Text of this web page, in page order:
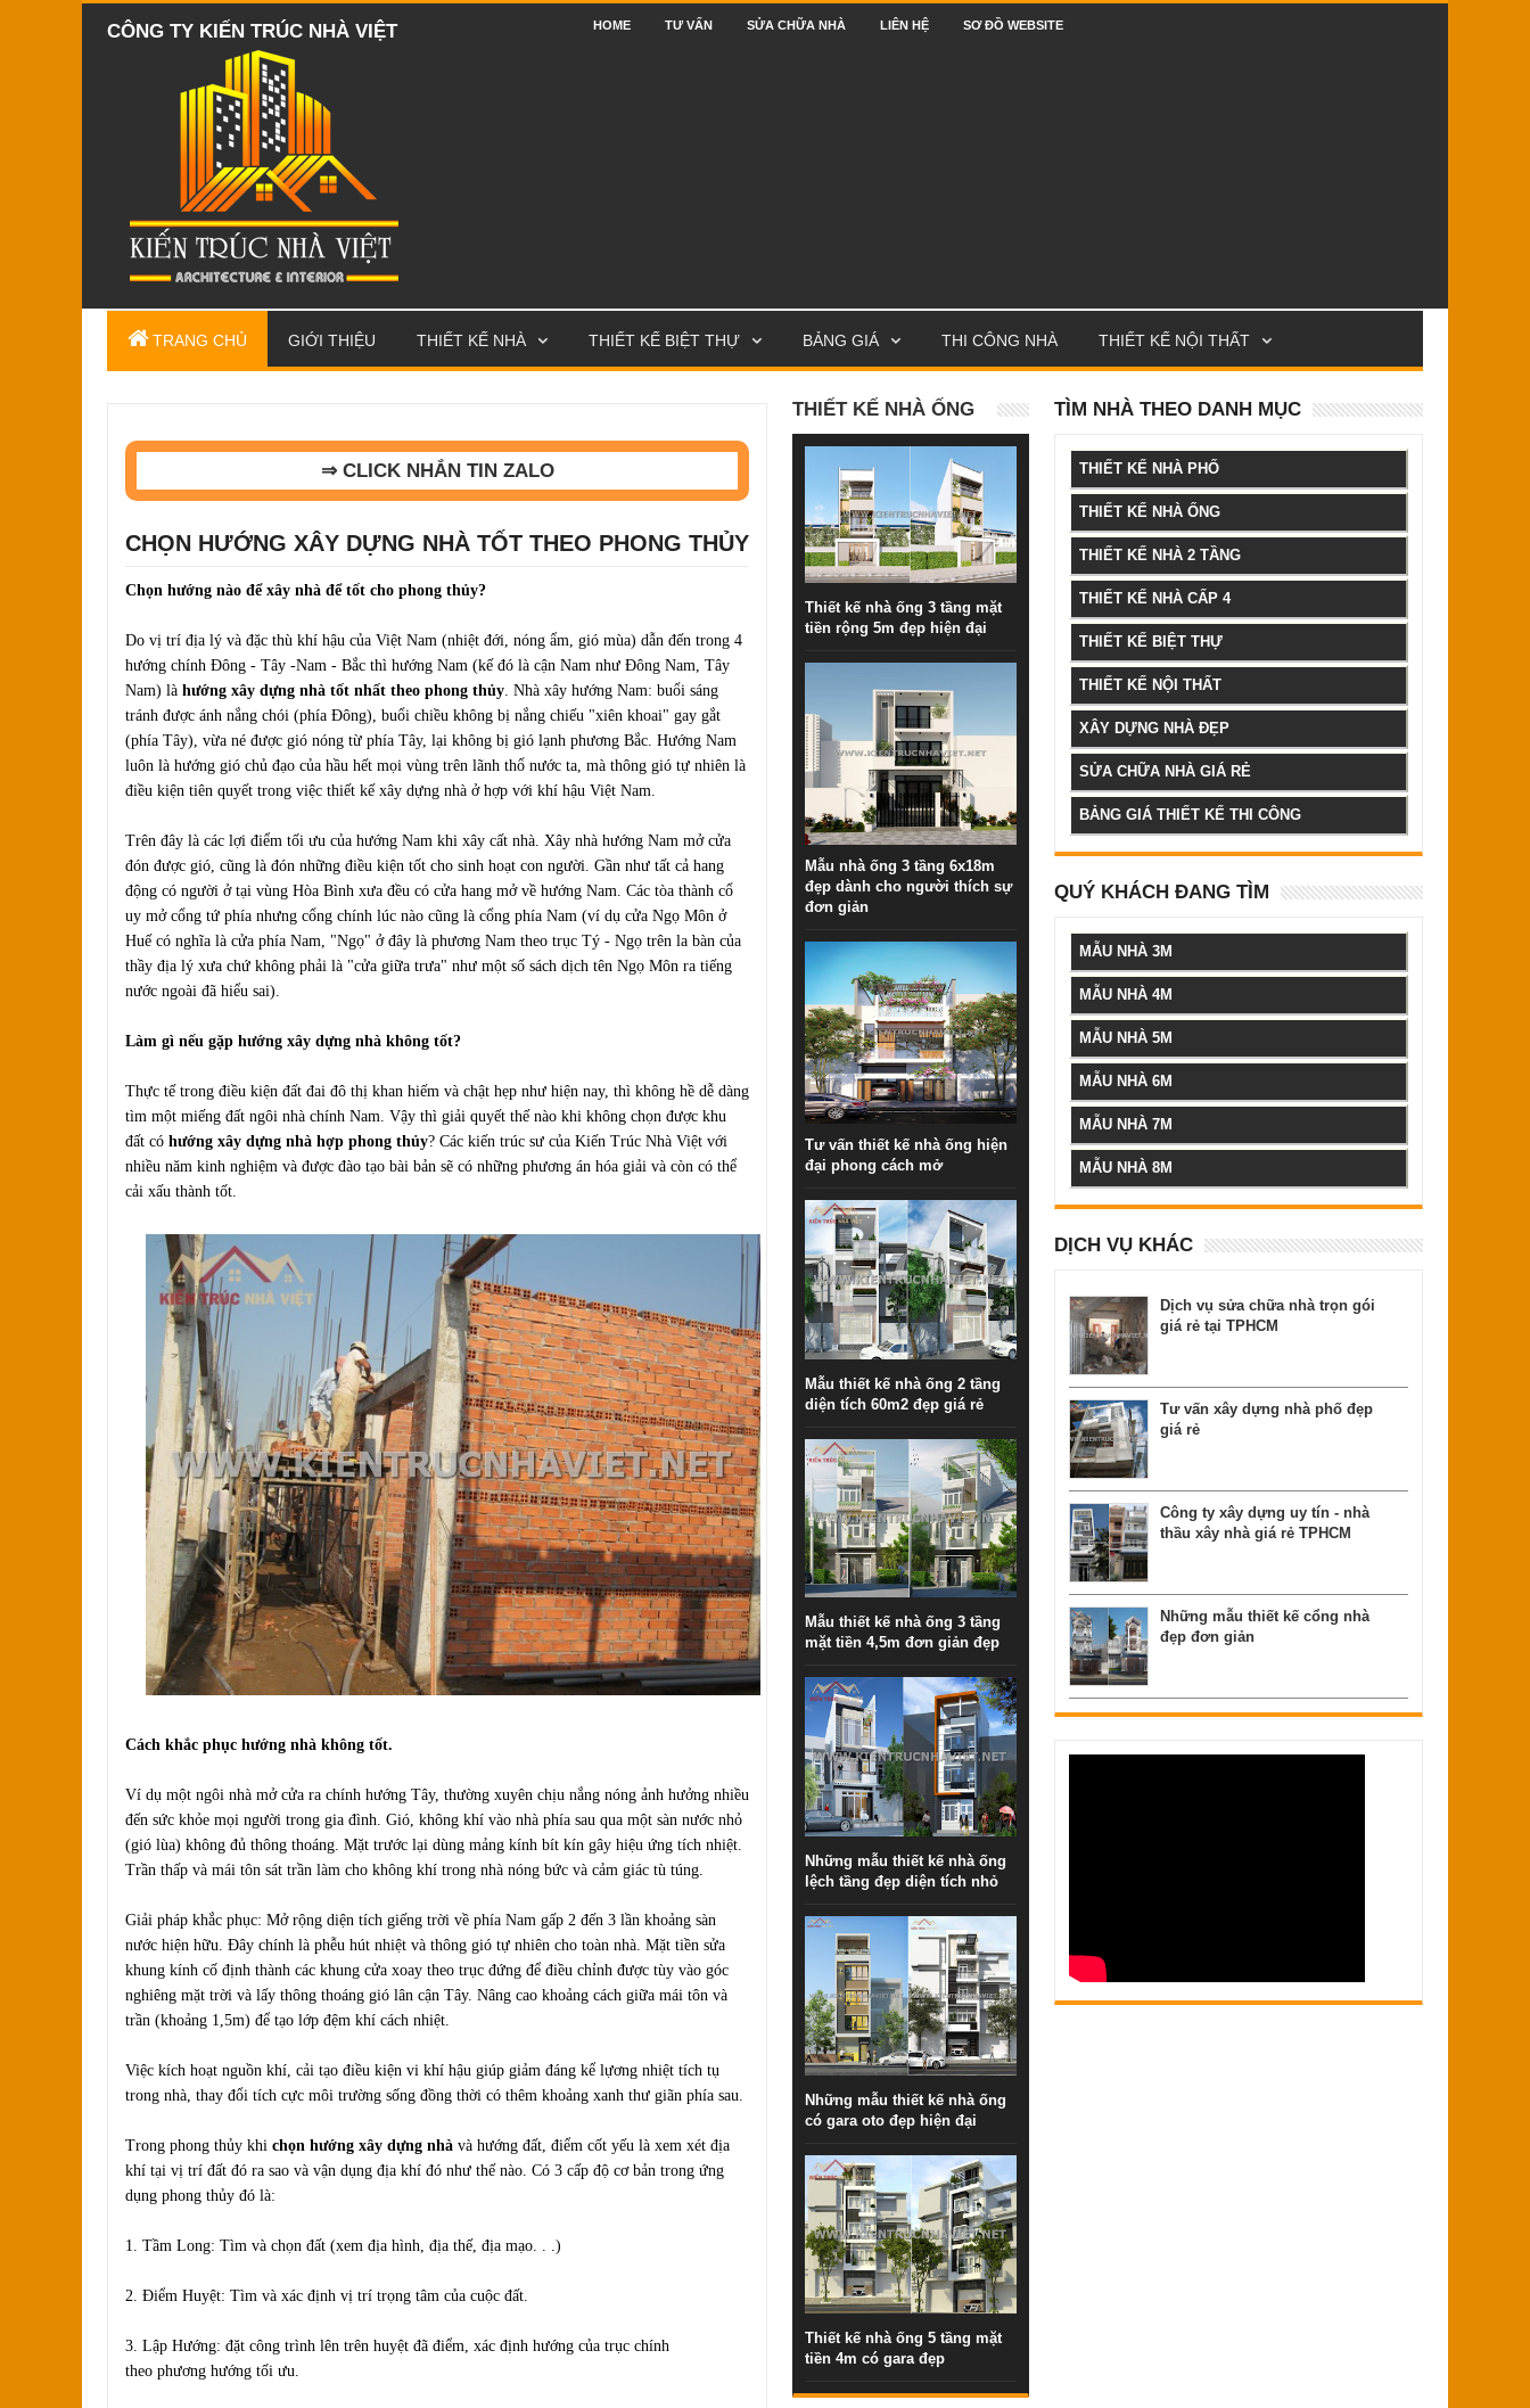
CÔNG TY KIẾN TRÚC NHÀ VIỆT HOME TƯ VẤN SỬA CHỮA NHÀ LIÊN HỆ SƠ ĐỒ WEBSITE
TRANG CHỦ GIỚI THIỆU THIẾT KẾ NHÀ THIẾT KẾ BIỆT THỰ BẢNG GIÁ THI CÔNG NHÀ THIẾT KẾ NỘI THẤT
⇒ CLICK NHẮN TIN ZALO
CHỌN HƯỚNG XÂY DỰNG NHÀ TỐT THEO PHONG THỦY
Chọn hướng nào để xây nhà để tốt cho phong thủy?
Do vị trí địa lý và đặc thù khí hậu của Việt Nam (nhiệt đới, nóng ẩm, gió mùa) dẫn đến trong 4
hướng chính Ðông - Tây -Nam - Bắc thì hướng Nam (kế đó là cận Nam như Ðông Nam, Tây
Nam) là hướng xây dựng nhà tốt nhất theo phong thủy. Nhà xây hướng Nam: buổi sáng
tránh được ánh nắng chói (phía Ðông), buổi chiều không bị nắng chiếu "xiên khoai" gay gắt
(phía Tây), vừa né được gió nóng từ phía Tây, lại không bị gió lạnh phương Bắc. Hướng Nam
luôn là hướng gió chủ đạo của hầu hết mọi vùng trên lãnh thổ nước ta, mà thông gió tự nhiên là
điều kiện tiên quyết trong việc thiết kế xây dựng nhà ở hợp với khí hậu Việt Nam.
Trên đây là các lợi điểm tối ưu của hướng Nam khi xây cất nhà. Xây nhà hướng Nam mở cửa
đón được gió, cũng là đón những điều kiện tốt cho sinh hoạt con người. Gần như tất cả hang
động có người ở tại vùng Hòa Bình xưa đều có cửa hang mở về hướng Nam. Các tòa thành cổ
uy mở cổng tứ phía nhưng cổng chính lúc nào cũng là cổng phía Nam (ví dụ cửa Ngọ Môn ở
Huế có nghĩa là cửa phía Nam, "Ngọ" ở đây là phương Nam theo trục Tý - Ngọ trên la bàn của
thầy địa lý xưa chứ không phải là "cửa giữa trưa" như một số sách dịch tên Ngọ Môn ra tiếng
nước ngoài đã hiểu sai).
Làm gì nếu gặp hướng xây dựng nhà không tốt?
Thực tế trong điều kiện đất đai đô thị khan hiếm và chật hẹp như hiện nay, thì không hề dễ dàng
tìm một miếng đất ngôi nhà chính Nam. Vậy thì giải quyết thế nào khi không chọn được khu
đất có hướng xây dựng nhà hợp phong thủy? Các kiến trúc sư của Kiến Trúc Nhà Việt với
nhiều năm kinh nghiệm và được đào tạo bài bản sẽ có những phương án hóa giải và còn có thể
cải xấu thành tốt.
Cách khắc phục hướng nhà không tốt.
Ví dụ một ngôi nhà mở cửa ra chính hướng Tây, thường xuyên chịu nắng nóng ảnh hưởng nhiều
đến sức khỏe mọi người trong gia đình. Gió, không khí vào nhà phía sau qua một sàn nước nhỏ
(gió lùa) không đủ thông thoáng. Mặt trước lại dùng mảng kính bít kín gây hiệu ứng tích nhiệt.
Trần thấp và mái tôn sát trần làm cho không khí trong nhà nóng bức và cảm giác tù túng.
Giải pháp khắc phục: Mở rộng diện tích giếng trời về phía Nam gấp 2 đến 3 lần khoảng sàn
nước hiện hữu. Ðây chính là phễu hút nhiệt và thông gió tự nhiên cho toàn nhà. Mặt tiền sửa
khung kính cố định thành các khung cửa xoay theo trục đứng để điều chỉnh được tùy vào góc
nghiêng mặt trời và lấy thông thoáng gió lân cận Tây. Nâng cao khoảng cách giữa mái tôn và
trần (khoảng 1,5m) để tạo lớp đệm khí cách nhiệt.
Việc kích hoạt nguồn khí, cải tạo điều kiện vi khí hậu giúp giảm đáng kể lựơng nhiệt tích tụ
trong nhà, thay đổi tích cực môi trường sống đồng thời có thêm khoảng xanh thư giãn phía sau.
Trong phong thủy khi chọn hướng xây dựng nhà và hướng đất, điểm cốt yếu là xem xét địa
khí tại vị trí đất đó ra sao và vận dụng địa khí đó như thế nào. Có 3 cấp độ cơ bản trong ứng
dụng phong thủy đó là:
1. Tầm Long: Tìm và chọn đất (xem địa hình, địa thế, địa mạo. . .)
2. Ðiểm Huyệt: Tìm và xác định vị trí trọng tâm của cuộc đất.
3. Lập Hướng: đặt công trình lên trên huyệt đã điểm, xác định hướng của trục chính
theo phương hướng tối ưu.
TÌM NHÀ THEO DANH MỤC
THIẾT KẾ NHÀ PHỐ
THIẾT KẾ NHÀ ỐNG
THIẾT KẾ NHÀ 2 TẦNG
THIẾT KẾ NHÀ CẤP 4
THIẾT KẾ BIỆT THỰ
THIẾT KẾ NỘI THẤT
XÂY DỰNG NHÀ ĐẸP
SỬA CHỮA NHÀ GIÁ RẺ
BẢNG GIÁ THIẾT KẾ THI CÔNG
QUÝ KHÁCH ĐANG TÌM
MẪU NHÀ 3M
MẪU NHÀ 4M
MẪU NHÀ 5M
MẪU NHÀ 6M
MẪU NHÀ 7M
MẪU NHÀ 8M
DỊCH VỤ KHÁC
Dịch vụ sửa chữa nhà trọn gói
giá rẻ tại TPHCM
Tư vấn xây dựng nhà phố đẹp
giá rẻ
Công ty xây dựng uy tín - nhà
thầu xây nhà giá rẻ TPHCM
Những mẫu thiết kế cổng nhà
đẹp đơn giản
THIẾT KẾ NHÀ ỐNG
Thiết kế nhà ống 3 tầng mặt
tiền rộng 5m đẹp hiện đại
Mẫu nhà ống 3 tầng 6x18m
đẹp dành cho người thích sự
đơn giản
Tư vấn thiết kế nhà ống hiện
đại phong cách mở
Mẫu thiết kế nhà ống 2 tầng
diện tích 60m2 đẹp giá rẻ
Mẫu thiết kế nhà ống 3 tầng
mặt tiền 4,5m đơn giản đẹp
Những mẫu thiết kế nhà ống
lệch tầng đẹp diện tích nhỏ
Những mẫu thiết kế nhà ống
có gara oto đẹp hiện đại
Thiết kế nhà ống 5 tầng mặt
tiền 4m có gara đẹp